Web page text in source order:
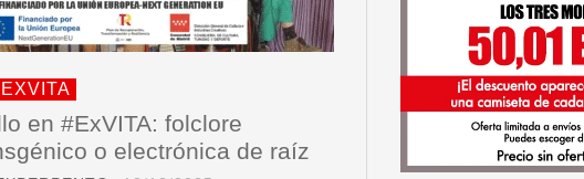
EXVITA
en #ExVITA: folclore
o electrónica de raíz